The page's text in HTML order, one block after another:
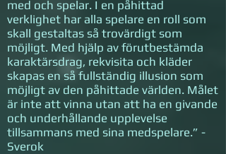
med och spelar. I en påhittad
verklighet har alla spelare en roll som
skall gestaltas så trovärdigt som
möjligt. Med hjälp av förutbestämda
karaktärsdrag, rekvisita och kläder
skapas en så fullständig illusion som
möjligt av den påhittade världen. Målet
är inte att vinna utan att ha en givande
och underhållande upplevelse
tillsammans med sina medspelare.” -
Sverok